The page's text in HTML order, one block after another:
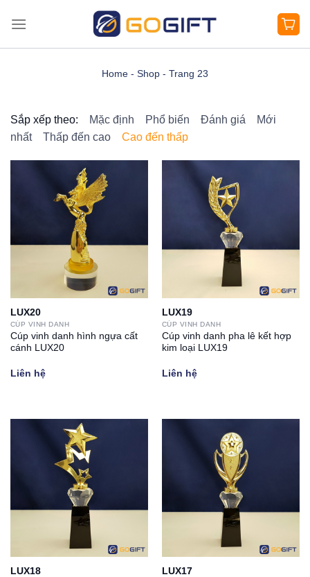
qua
Home - Shop - Trang 23
Sắp xếp theo: Mặc định Phổ biến Đánh giá
Mới
nhất
Thấp đến cao Cao đến thấp
LUX20
CÚP VINH DANH
Cúp vinh danh hình ngựa cất
cánh LUX20
Liên hệ
LUX19
CÚP VINH DANH
Cúp vinh danh pha lê kết hợp
kim loại LUX19
Liên hệ
LUX18 LUX17